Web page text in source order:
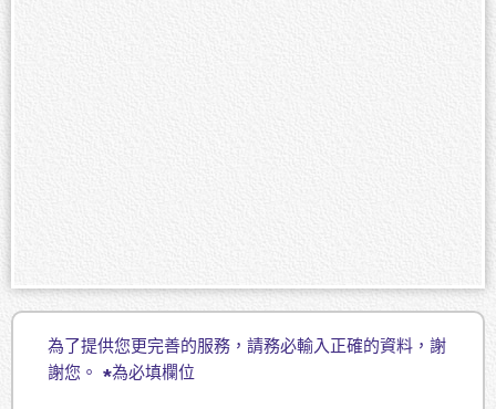
為了提供您更完善的服務，請務必輸入正確的資料，謝
謝您。
為必填欄位